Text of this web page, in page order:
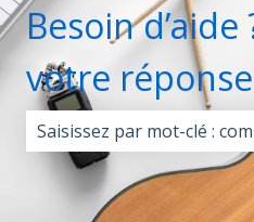
Besoin d’aide
votre
Il n'y a aucune